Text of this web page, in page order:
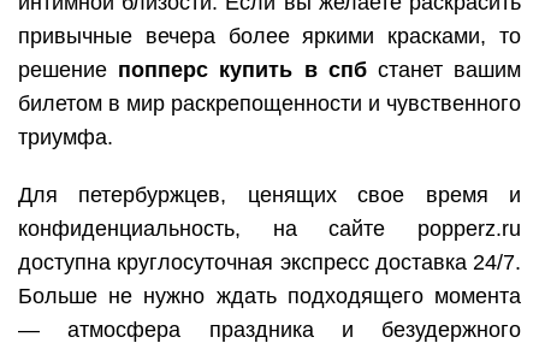
привычные вечера более яркими красками, то
решение попперс купить в спбстанет вашим
билетом в мир раскрепощенности и чувственного
триумфа.
Для петербуржцев, ценящих свое время и
конфиденциальность, на сайте popperz.ru
доступна круглосуточная экспресс доставка 24/7.
Больше не нужно ждать подходящего момента
— атмосфера праздника и безудержного